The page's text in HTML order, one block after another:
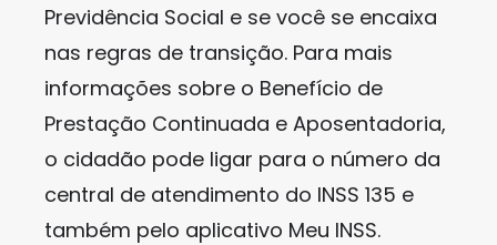
Previdência Social e se você se encaixa
nas regras de transição. Para mais
informações sobre o Benefício de
Prestação Continuada e Aposentadoria,
o cidadão pode ligar para o número da
central de atendimento do INSS 135 e
também pelo aplicativo Meu INSS.